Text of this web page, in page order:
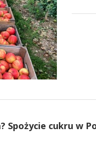
Spożycie cukru w